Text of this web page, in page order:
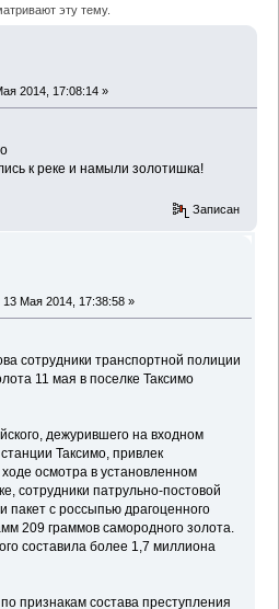
эту тему.
2014, 17:08:14 »
к реке и намыли золотишка!
Записан
13 Мая 2014, 17:38:58 »
сотрудники транспортной полиции
11 мая в поселке Таксимо
дежурившего на входном
Таксимо, привлек
осмотра в установленном
сотрудники патрульно-постовой
с россыпью драгоценного
209 граммов самородного золота.
составила более 1,7 миллиона
признакам состава преступления